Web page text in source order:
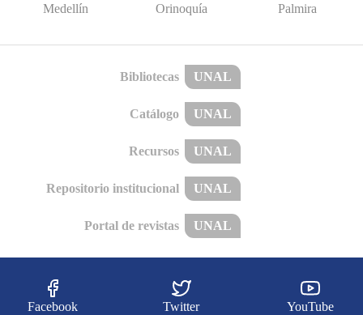
Medellín Orinoquía Palmira
Bibliotecas UNAL
Catálogo UNAL
Recursos UNAL
Repositorio institucional UNAL
Portal de revistas UNAL
Facebook Twitter YouTube